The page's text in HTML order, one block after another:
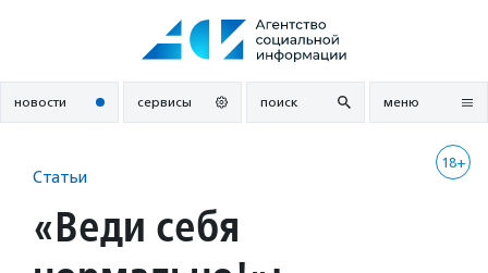
новости сервисы поиск меню
18+
Статьи
«Веди себя